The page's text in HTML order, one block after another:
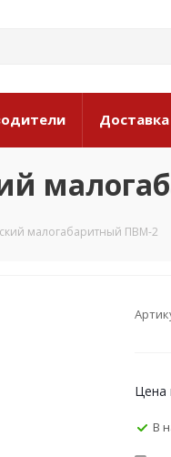
малогабаритный ПВМ-2
Цена
В